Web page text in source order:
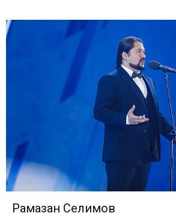
Рамазан Селимов